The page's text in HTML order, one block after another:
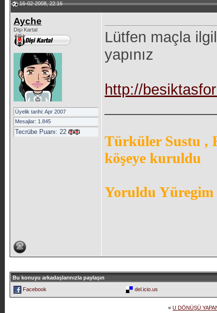
16-02-2008, 22:16
Ayche
Dişi Kartal
Üyelik tarihi: Apr 2007
Mesajlar: 1.845
Tecrübe Puanı: 22
Lütfen maçla
yapınız
http://
Türküler Sustu ,
köşeye kuruldu
Yoruldu
Bu konuyu arkadaşlarınızla paylaşın
Facebook
del.icio.us
« U DÖNÜŞÜ